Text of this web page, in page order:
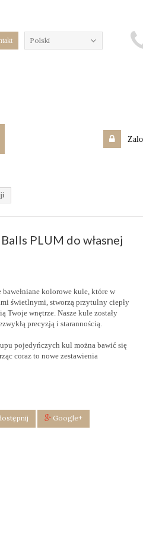
Polski
PLUM do własnej
kolorowe kule, które w
świetlnymi, stworzą przytulny ciepły
Twoje wnętrze. Nasze kule zostały
precyzją i starannością.
pojedyńczych kul można bawić się
coraz to nowe zestawienia
Google+